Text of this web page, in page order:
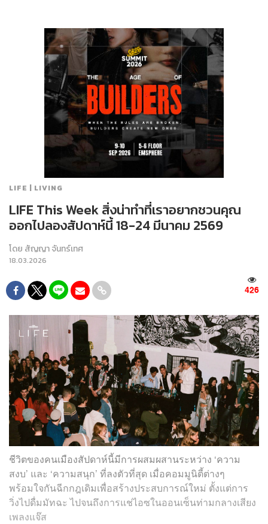
LIFE | LIVING
LIFE This Week สิ่งน่าทำที่เราอยากชวนคุณ
ออกไปลองสัปดาห์นี้ 18-24 มีนาคม 2569
โดย สัญญา จันทร์เทศ
18.03.2026
426
ชีวิตของคนเมืองสัปดาห์นี้มีการผสมผสานระหว่าง ‘ความ
สงบ’ และ ‘ความสนุก’ ที่ลงตัวที่สุด เมื่อคอมมูนิตี้ต่างๆ
พร้อมใจกันฉีกกฎเดิมเพื่อสร้างประสบการณ์ใหม่ ตั้งแต่การ
วิ่งไปดื่มมัทฉะ ไปจนถึงการแช่ไอซในออนเซ็นท่ามกลางเสียง
เพลงแจ๊ส